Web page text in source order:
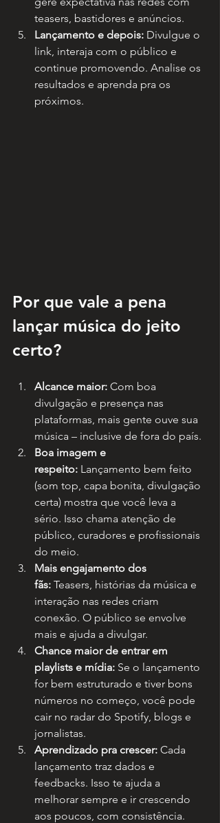
teasers, bastidores e anúncios.
Lançamento e depois: Divulgue o
link, interaja com o público e
continue promovendo. Analise os
resultados e aprenda pra os
próximos.
Por que vale a pena
lançar música do jeito
certo?
Alcance maior: Com boa
divulgação e presença nas
plataformas, mais gente ouve sua
música – inclusive de fora do país.
Boa imagem e
respeito: Lançamento bem feito
(som top, capa bonita, divulgação
certa) mostra que você leva a
sério. Isso chama atenção de
público, curadores e profissionais
do meio.
Mais engajamento dos
fãs: Teasers, histórias da música e
interação nas redes criam
conexão. O público se envolve
mais e ajuda a divulgar.
Chance maior de entrar em
playlists e mídia: Se o lançamento
for bem estruturado e tiver bons
números no começo, você pode
cair no radar do Spotify, blogs e
jornalistas.
Aprendizado pra crescer: Cada
lançamento traz dados e
feedbacks. Isso te ajuda a
melhorar sempre e ir crescendo
aos poucos, com consistência.